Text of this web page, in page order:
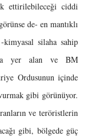
ettirilebileceği ciddi
de- en mantıklı
silaha sahip
yer alan ve BM
Ordusunun içinde
gibi görünüyor.
ve teröristlerin
gibi, bölgede güç